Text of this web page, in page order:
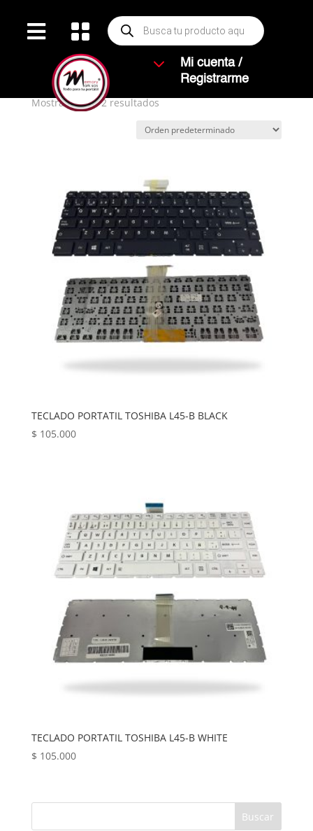
  Búsqueda
de
productos
3
Mi cuenta /
Registrarme
/ Productos etiquetados “TOSHIBA L45-B”
TOSHIBA L45-B
Mostrando los 2 resultados
TECLADO PORTATIL TOSHIBA L45-B BLACK
$ 105.000
TECLADO PORTATIL TOSHIBA L45-B WHITE
$ 105.000
Buscar